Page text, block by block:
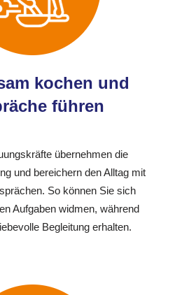
kochen und
führen
übernehmen die
und bereichern den Alltag mit
So können Sie sich
Aufgaben widmen, während
Begleitung erhalten.